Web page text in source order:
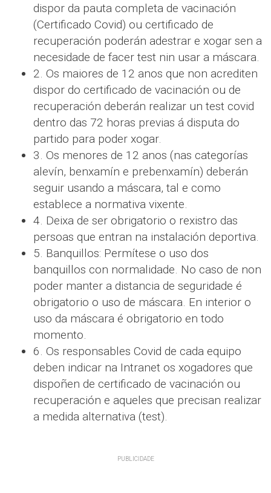
dispor da pauta completa de vacinación
(Certificado Covid) ou certificado de
recuperación poderán adestrar e xogar sen a
necesidade de facer test nin usar a máscara.
2. Os maiores de 12 anos que non acrediten
dispor do certificado de vacinación ou de
recuperación deberán realizar un test covid
dentro das 72 horas previas á disputa do
partido para poder xogar.
3. Os menores de 12 anos (nas categorías
alevín, benxamín e prebenxamín) deberán
seguir usando a máscara, tal e como
establece a normativa vixente.
4. Deixa de ser obrigatorio o rexistro das
persoas que entran na instalación deportiva.
5. Banquillos: Permítese o uso dos
banquillos con normalidade. No caso de non
poder manter a distancia de seguridade é
obrigatorio o uso de máscara. En interior o
uso da máscara é obrigatorio en todo
momento.
6. Os responsables Covid de cada equipo
deben indicar na Intranet os xogadores que
dispoñen de certificado de vacinación ou
recuperación e aqueles que precisan realizar
a medida alternativa (test).